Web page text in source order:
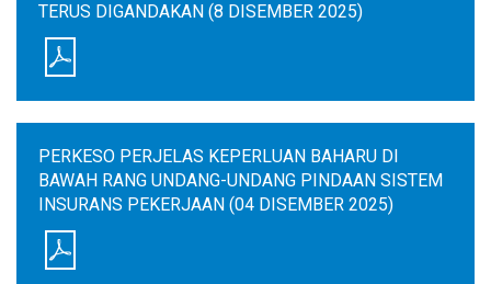
TERUS DIGANDAKAN (8 DISEMBER 2025)
PERKESO PERJELAS KEPERLUAN BAHARU DI
BAWAH RANG UNDANG-UNDANG PINDAAN SISTEM
INSURANS PEKERJAAN (04 DISEMBER 2025)